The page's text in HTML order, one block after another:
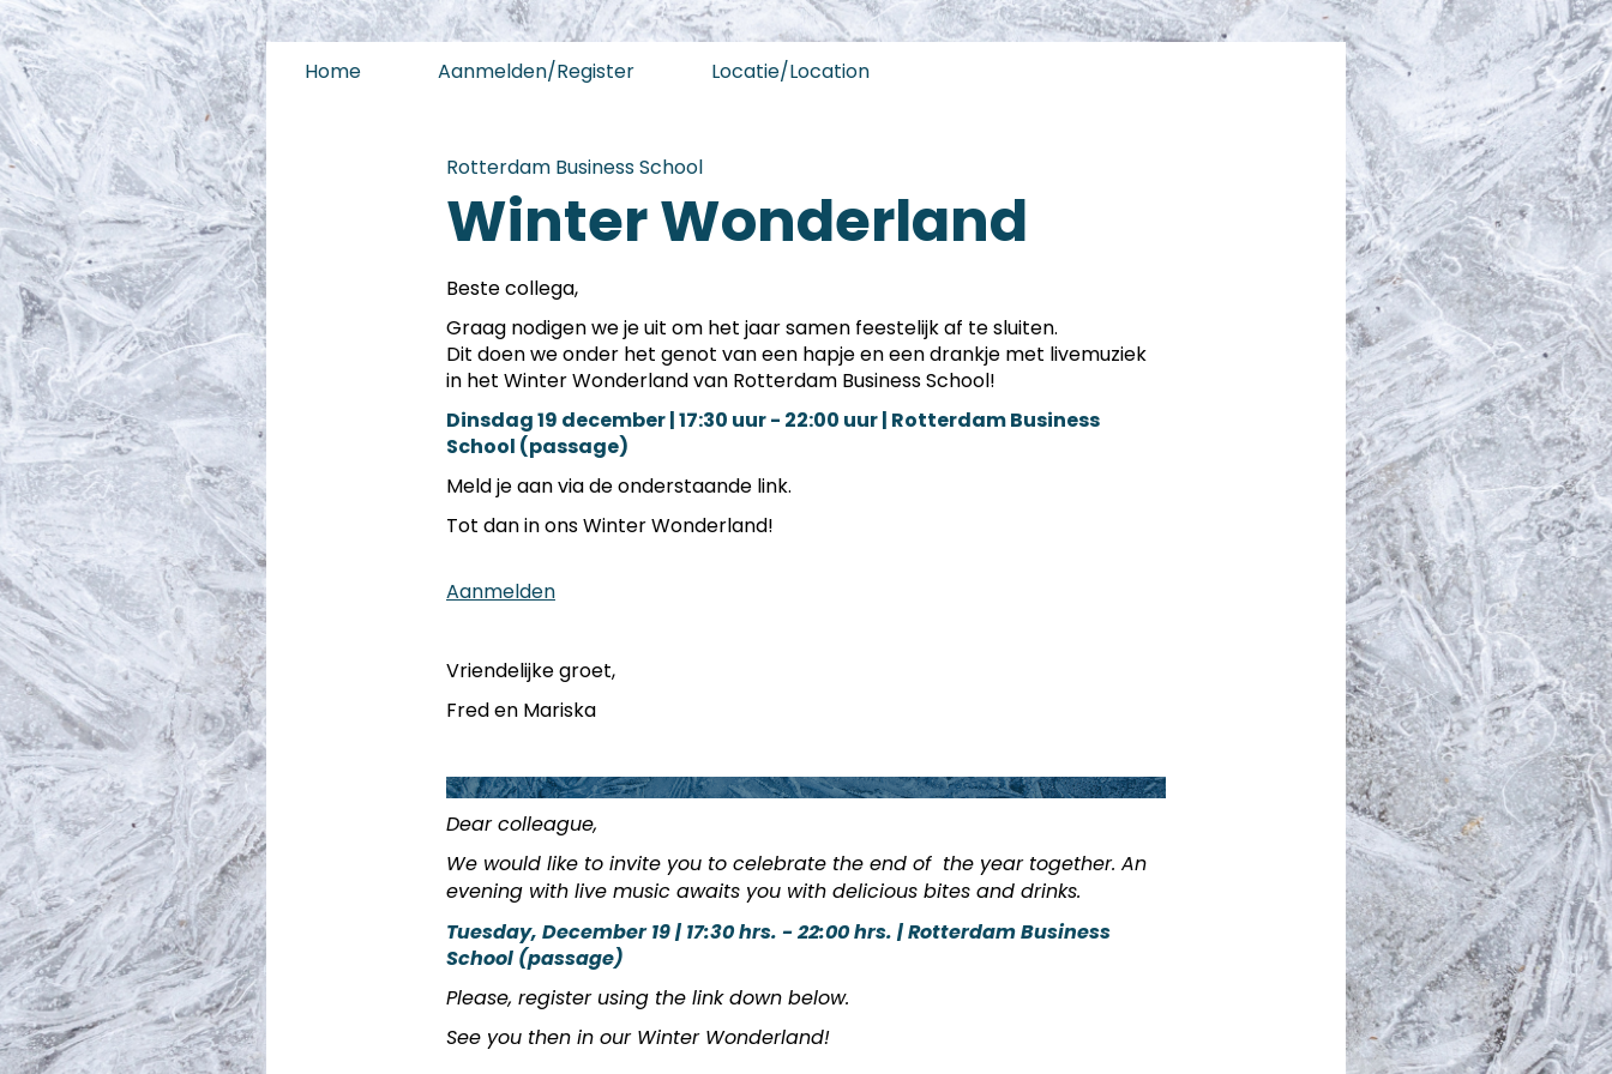
Home Aanmelden/Register Locatie/Location
Rotterdam Business School
Winter Wonderland
Beste collega,
Graag nodigen we je uit om het jaar samen feestelijk af te sluiten.
Dit doen we onder het genot van een hapje en een drankje met livemuziek
in het Winter Wonderland van Rotterdam Business School!
Dinsdag 19 december | 17:30 uur - 22:00 uur | Rotterdam Business
School (passage)
Meld je aan via de onderstaande link.
Tot dan in ons Winter Wonderland!
Aanmelden
Vriendelijke groet,
Fred en Mariska
Dear colleague,
We would like to invite you to celebrate the end of the year together. An
evening with live music awaits you with delicious bites and drinks.
Tuesday, December 19 | 17:30 hrs. - 22:00 hrs. | Rotterdam Business
School (passage)
Please, register using the link down below.
See you then in our Winter Wonderland!